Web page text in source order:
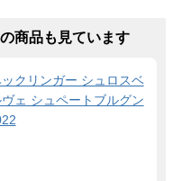
商品も見ています
クリンガー シュロスベ
ェ シュペートブルグン